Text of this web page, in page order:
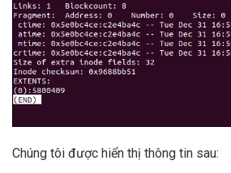
Chúng tôi được hiển thị thông tin sau: